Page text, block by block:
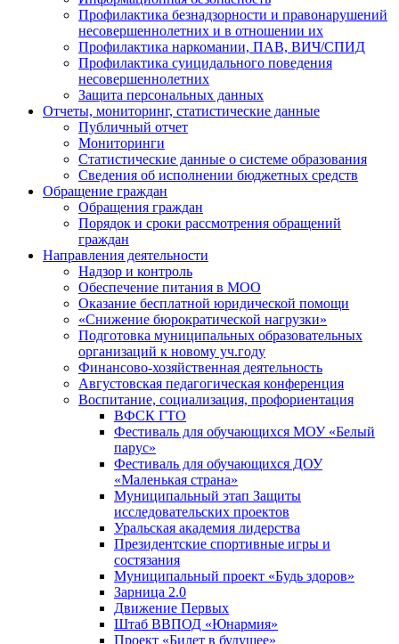
Профилактика безнадзорности и правонарушений
несовершеннолетних и в отношении их
Профилактика наркомании, ПАВ, ВИЧ/СПИД
Профилактика суицидального поведения
несовершеннолетних
Защита персональных данных
Отчеты, мониторинг, статистические данные
Публичный отчет
Мониторинги
Статистические данные о системе образования
Сведения об исполнении бюджетных средств
Обращение граждан
Обращения граждан
Порядок и сроки рассмотрения обращений
граждан
Направления деятельности
Надзор и контроль
Обеспечение питания в МОО
Оказание бесплатной юридической помощи
«Снижение бюрократической нагрузки»
Подготовка муниципальных образовательных
организаций к новому уч.году
Финансово-хозяйственная деятельность
Августовская педагогическая конференция
Воспитание, социализация, профориентация
ВФСК ГТО
Фестиваль для обучающихся МОУ «Белый
парус»
Фестиваль для обучающихся ДОУ
«Маленькая страна»
Муниципальный этап Защиты
исследовательских проектов
Уральская академия лидерства
Президентские спортивные игры и
состязания
Муниципальный проект «Будь здоров»
Зарница 2.0
Движение Первых
Штаб ВВПОД «Юнармия»
Проект «Билет в будущее»